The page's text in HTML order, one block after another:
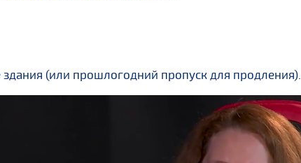
(или прошлогодний пропуск для продления).